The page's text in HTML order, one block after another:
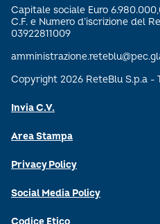
Capitale sociale Euro
C.F. e Numero d’iscrizione del
03922811009
Copyright 2026 ReteBlu S.p.a
Invia C.V.
Area Stampa
Privacy Policy
Social Media Policy
Codice Etico